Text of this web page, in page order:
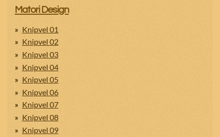
Matori Design
Knipvel 01
Knipvel 02
Knipvel 03
Knipvel 04
Knipvel 05
Knipvel 06
Knipvel 07
Knipvel 08
Knipvel 09